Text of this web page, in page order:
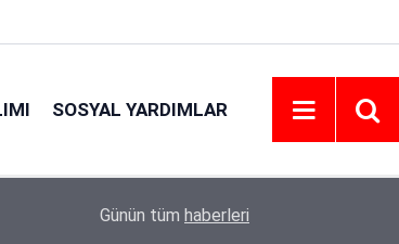
SOSYAL YARDIMLAR
Ankara Yıldırım Beyazıt Üniversitesi Personel
Günün tüm haberleri